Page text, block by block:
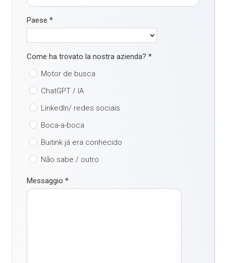
Paese*
Come ha trovato la nostra azienda?*
Motor de busca
ChatGPT / IA
LinkedIn/ redes sociais
Boca-a-boca
Buitink já era conhecido
Não sabe / outro
Messaggio*